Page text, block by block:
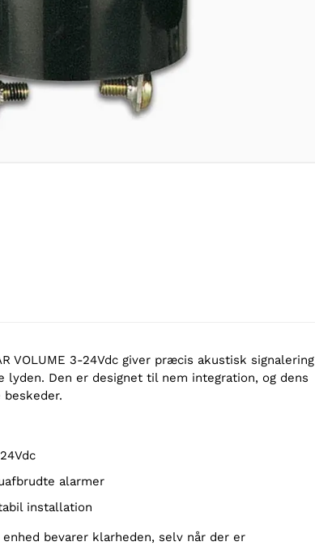
VOLUME 3-24Vdc giver præcis akustisk signalering
lyden. Den er designet til nem integration, og dens
alarmer
installation
bevarer klarheden, selv når der er